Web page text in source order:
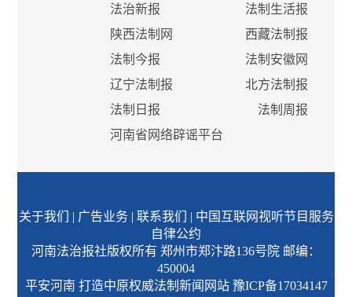
法治新报
法制生活报
陕西法制网
西藏法制报
法制今报
法制安徽网
辽宁法制报
北方法制报
法制日报
法制周报
河南省网络辟谣平台
关于我们 | 广告业务| 联系我们 | 中国互联网视听节目服务
自律公约
河南法治报社版权所有 郑州市郑汴路136号院 邮编：
450004
平安河南 打造中原权威法制新闻网站 豫ICP备17034147